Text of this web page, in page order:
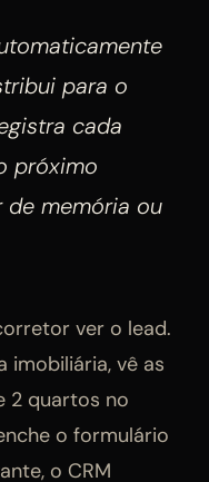
para o
cada
próximo
de memória ou
ver o lead.
imobiliária, vê as
2 quartos no
o formulário
o CRM